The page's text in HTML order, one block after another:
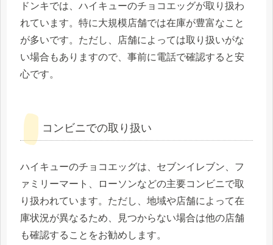
ドンキでは、ハイキューのチョコエッグが取り扱わ
れています。特に大規模店舗では在庫が豊富なこと
が多いです。ただし、店舗によっては取り扱いがな
い場合もありますので、事前に電話で確認すると安
心です。
コンビニでの取り扱い
ハイキューのチョコエッグは、セブンイレブン、フ
ァミリーマート、ローソンなどの主要コンビニで取
り扱われています。ただし、地域や店舗によって在
庫状況が異なるため、見つからない場合は他の店舗
も確認することをお勧めします。